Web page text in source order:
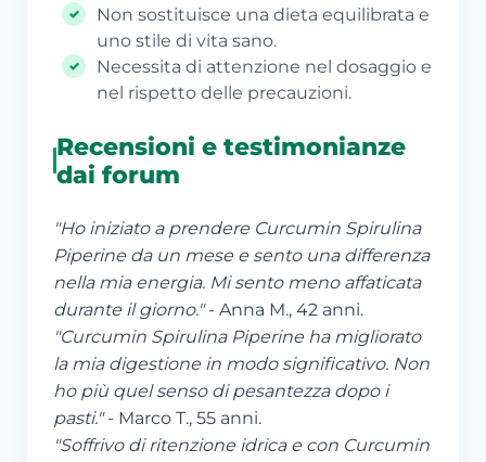
Non sostituisce una dieta equilibrata e
uno stile di vita sano.
Necessita di attenzione nel dosaggio e
nel rispetto delle precauzioni.
Recensioni e testimonianze
dai forum
"Ho iniziato a prendere Curcumin Spirulina
Piperine da un mese e sento una differenza
nella mia energia. Mi sento meno affaticata
durante il giorno."- Anna M., 42 anni.
"Curcumin Spirulina Piperine ha migliorato
la mia digestione in modo significativo. Non
ho più quel senso di pesantezza dopo i
pasti."- Marco T., 55 anni.
"Soffrivo di ritenzione idrica e con Curcumin